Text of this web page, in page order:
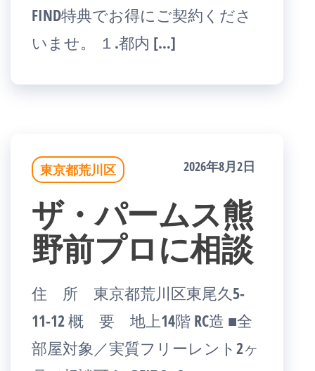
FIND特典でお得にご契約くださ
いませ。 １.都内 […]
東京都荒川区 2026年8月2日
ザ・パームス熊
野前プロに相談
住 所 東京都荒川区東尾久5-
11-12 概 要 地上14階 RC造 ■全
部屋対象／実質フリーレント2ヶ